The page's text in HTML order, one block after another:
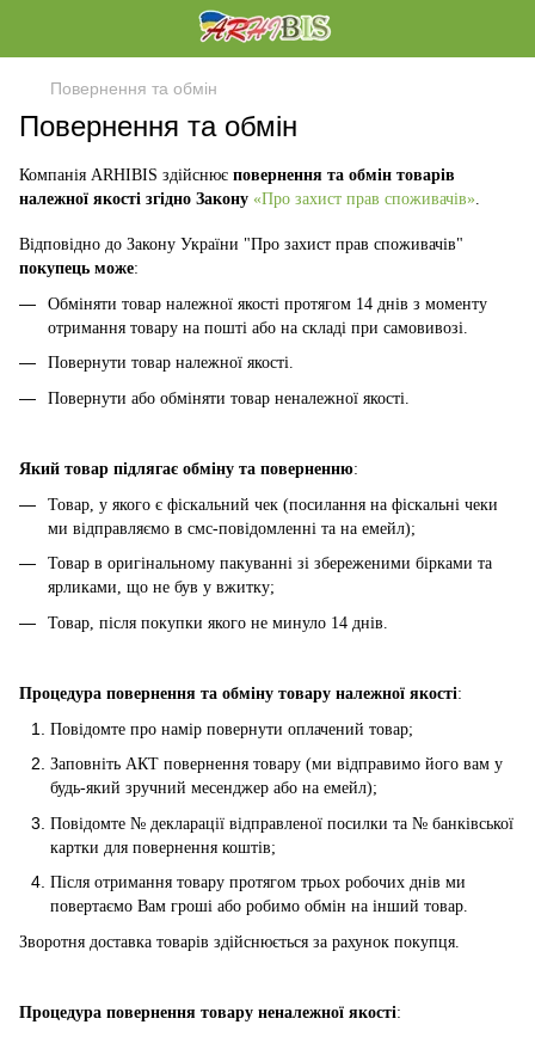
Повернення та обмін
Повернення та обмін
Компанія ARHIBIS здійснює повернення та обмін товарів
належної якості згідно Закону «Про захист прав споживачів».
Відповідно до Закону України "Про захист прав споживачів"
покупець може:
Обміняти товар належної якості протягом 14 днів з моменту
отримання товару на пошті або на складі при самовивозі.
Повернути товар належної якості.
Повернути або обміняти товар неналежної якості.
Який товар підлягає обміну та поверненню:
Товар, у якого є фіскальний чек (посилання на фіскальні чеки
ми відправляємо в смс-повідомленні та на емейл);
Товар в оригінальному пакуванні зі збереженими бірками та
ярликами, що не був у вжитку;
Товар, після покупки якого не минуло 14 днів.
Процедура повернення та обміну товару належної якості:
Повідомте про намір повернути оплачений товар;
Заповніть АКТ повернення товару (ми відправимо його вам у
будь-який зручний месенджер або на емейл);
Повідомте № декларації відправленої посилки та № банківської
картки для повернення коштів;
Після отримання товару протягом трьох робочих днів ми
повертаємо Вам гроші або робимо обмін на інший товар.
Зворотня доставка товарів здійснюється за рахунок покупця.
Процедура повернення товару неналежної якості: